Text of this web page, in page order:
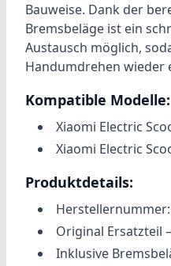
Bauweise. Dank der
Bremsbeläge ist ein
Austausch möglich,
Handumdrehen wieder
Kompatible Modelle:
Xiaomi Electric
Xiaomi Electric
Produktdetails:
Herstellernummer:
Original Ersatzteil
Inklusive